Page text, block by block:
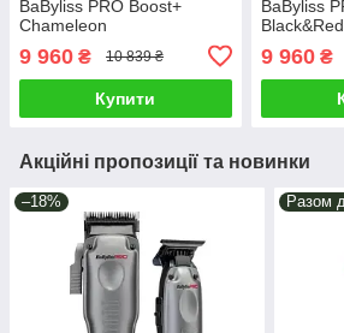
BaByliss PRO Boost+
Chameleon
9 960 ₴ 10 839 ₴
Купити
BaByliss
Black&Red
9 960₴
Акційні пропозиції та новинки
–18% Разом